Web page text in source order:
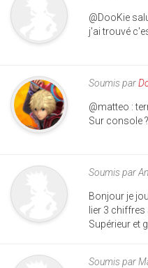
@DooKie
j'ai trouvé
Soumis par
@matteo :
Sur console
Soumis par
Bonjour je
lier 3
Supérieur et
Soumis par